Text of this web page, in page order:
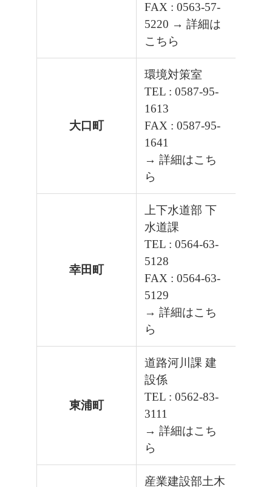
FAX : 0563-57-
5220 → 詳細は
こちら
大口町
環境対策室
TEL : 0587-95-
1613
FAX : 0587-95-
1641
→ 詳細はこち
ら
幸田町
上下水道部 下
水道課
TEL : 0564-63-
5128
FAX : 0564-63-
5129
→ 詳細はこち
ら
東浦町
道路河川課 建
設係
TEL : 0562-83-
3111
→ 詳細はこち
ら
産業建設部土木